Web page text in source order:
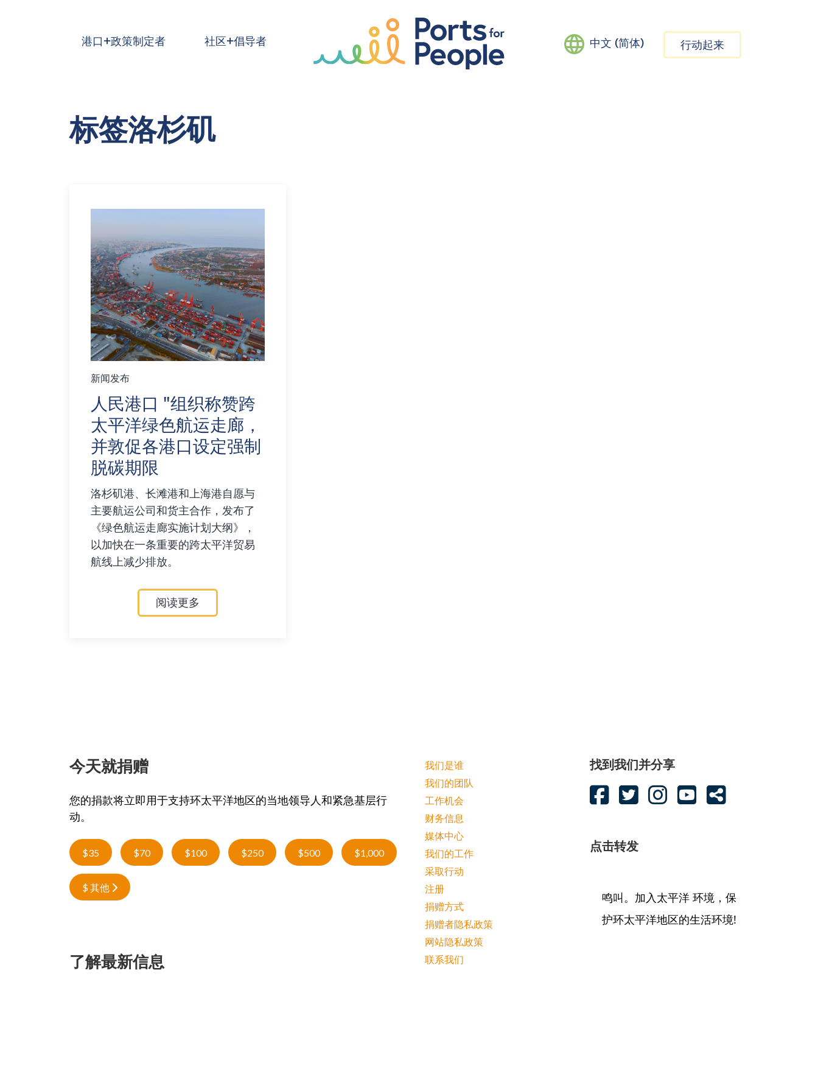
港口+政策制定者 社区+倡导者 中文 (简体) 行动起来
标签洛杉矶
新闻发布
人民港口 "组织称赞跨
太平洋绿色航运走廊，
并敦促各港口设定强制
脱碳期限
洛杉矶港、长滩港和上海港自愿与
主要航运公司和货主合作，发布了
《绿色航运走廊实施计划大纲》，
以加快在一条重要的跨太平洋贸易
航线上减少排放。
阅读更多
今天就捐赠
您的捐款将立即用于支持环太平洋地区的当地领导人和紧急基层行
动。
$35 $70 $100 $250 $500 $1,000
$ 其他
了解最新信息
我们是谁
我们的团队
工作机会
财务信息
媒体中心
我们的工作
采取行动
注册
捐赠方式
捐赠者隐私政策
网站隐私政策
联系我们
找到我们并分享
点击转发
鸣叫。加入太平洋 环境，保
护环太平洋地区的生活环境!